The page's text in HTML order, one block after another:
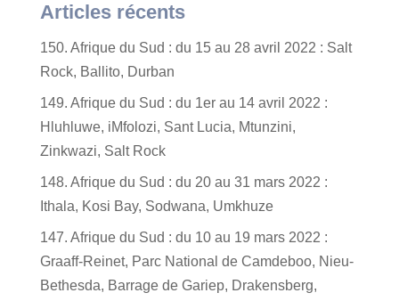
Articles récents
150. Afrique du Sud : du 15 au 28 avril 2022 : Salt
Rock, Ballito, Durban
149. Afrique du Sud : du 1er au 14 avril 2022 :
Hluhluwe, iMfolozi, Sant Lucia, Mtunzini,
Zinkwazi, Salt Rock
148. Afrique du Sud : du 20 au 31 mars 2022 :
Ithala, Kosi Bay, Sodwana, Umkhuze
147. Afrique du Sud : du 10 au 19 mars 2022 :
Graaff-Reinet, Parc National de Camdeboo, Nieu-
Bethesda, Barrage de Gariep, Drakensberg,